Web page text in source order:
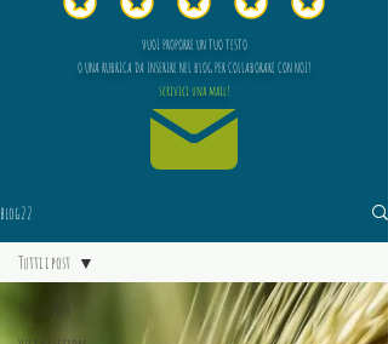
VUOI PROPORRE UN TUO TESTO
O UNA RUBRICA DA INSERIRE NEL BLOG PER COLLABORARE CON NOI?
scrivici una mail!
blog22
Tutti i post